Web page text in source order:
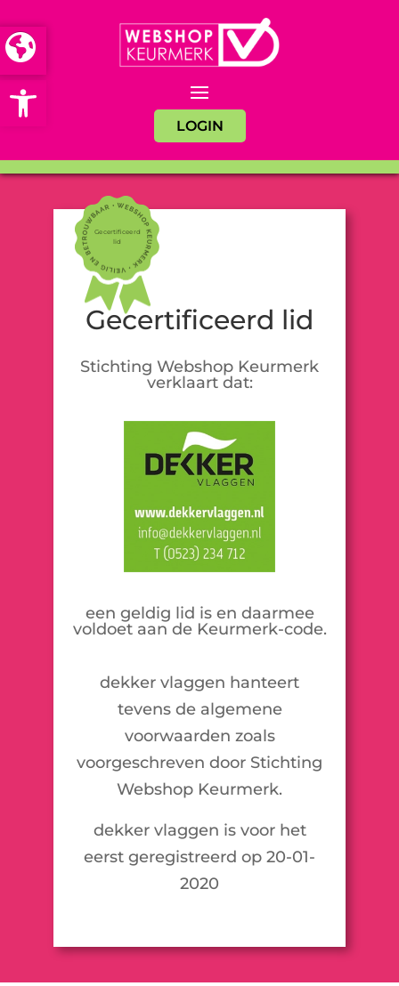
Open toolbar
LOGIN
Gecertificeerd
lid
Gecertificeerd lid
Stichting Webshop Keurmerk
verklaart dat:
een geldig lid is en daarmee
voldoet aan de Keurmerk-code.
dekker vlaggen hanteert
tevens de algemene
voorwaarden zoals
voorgeschreven door Stichting
Webshop Keurmerk.
dekker vlaggen is voor het
eerst geregistreerd op 20-01-
2020